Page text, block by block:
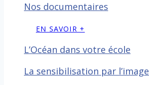
Nos documentaires
EN SAVOIR +
L’Océan dans votre école
La sensibilisation par l’image